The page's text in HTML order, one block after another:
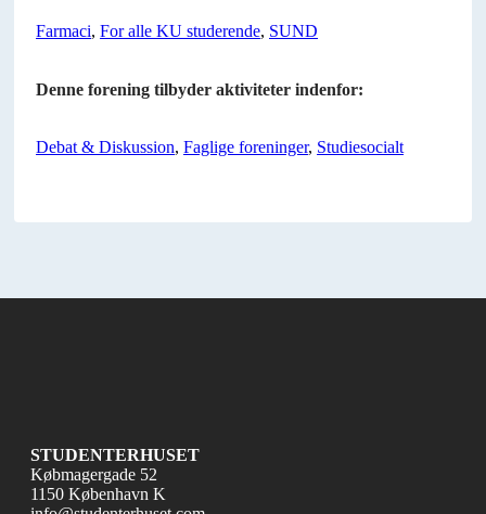
Farmaci, For alle KU studerende, SUND
Denne forening tilbyder aktiviteter indenfor:
Debat & Diskussion, Faglige foreninger, Studiesocialt
STUDENTERHUSET
Købmagergade 52
1150 København K